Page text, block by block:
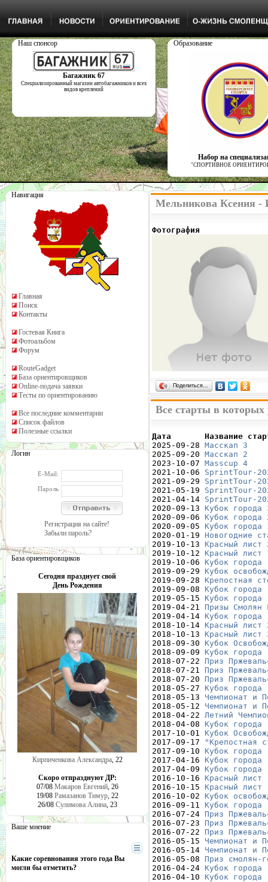
Наш спонсор
Багажник 67
Специализированный магазин автобагажников и всех
видов креплений
Образование
Набор на
"СПОРТИВНОЕ
Навигация
Главная
Поиск
Контакты
Гостевая Книга
Фотоальбом
Форум
RouteGadget
База ориентировщиков
Online-подача заявки
Тесты по ориентированию
Все последние комментарии
Список файлов
Полезные ссылки
Логин
E-Mail:
Пароль
Регистрация на сайте!
Забыли пароль?
База ориентировщиков
Сегодня празднует свой
День Рождения
Кирпиченкова Александра, 22
Скоро отпразднуют ДР:
07/08 Макаров Евгений, 26
19/08 Рамазанов Тимур, 22
26/08 Сулимова Алина, 23
Ваше мнение
Какие соревнования этого года Вы
могли бы отметить?
Мельникова Ксения -
Фотография
Поделиться…
Все старты в
Дата       Название
2025-09-28 Масскап 3
2025-09-20 Масскап 2
2023-10-07 Masscup 4
2021-10-06 SprintTour-
2021-09-29 SprintTour-
2021-05-19 SprintTour-
2021-04-14 SprintTour-
2020-09-13 Кубок города
2020-09-06 Кубок города
2020-09-05 Кубок города
2020-01-19 Новогодние
2019-10-13 Красный лист
2019-10-12 Красный лист
2019-10-06 Кубок
2019-09-29 Кубок
2019-09-28 Крепостная
2019-09-08 Кубок
2019-05-15 Кубок
2019-04-21 Призы Смолян
2019-04-14 Кубок
2018-10-14 Красный
2018-10-13 Красный
2018-09-30 Кубок
2018-09-09 Кубок
2018-07-22 Приз
2018-07-21 Приз
2018-07-20 Приз
2018-05-27 Кубок
2018-05-13 Чемпионат и
2018-05-12 Чемпионат и
2018-04-22 Летний
2018-04-08 Кубок
2017-10-01 Кубок
2017-09-17
"Крепостная
2017-09-10 Кубок
2017-04-16 Кубок
2017-04-09 Кубок
2016-10-16 Красный
2016-10-15 Красный
2016-10-02 Кубок
2016-09-11 Кубок
2016-07-24 Приз
2016-07-23 Приз
2016-07-22 Приз
2016-05-15 Чемпионат и
2016-05-14 Чемпионат и
2016-05-08 Приз смолян-
2016-04-24 Кубок
2016-04-10 Кубок